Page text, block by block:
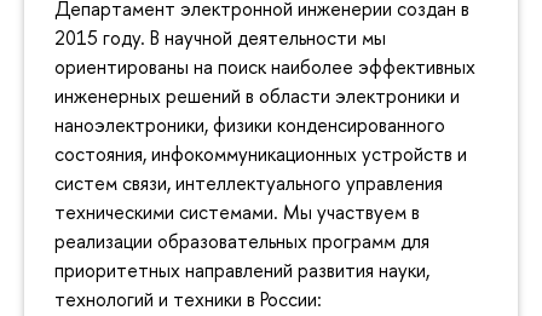
Департамент электронной инженерии создан в
2015 году. В научной деятельности мы
ориентированы на поиск наиболее эффективных
инженерных решений в области электроники и
наноэлектроники, физики конденсированного
состояния, инфокоммуникационных устройств и
систем связи, интеллектуального управления
техническими системами. Мы участвуем в
реализации образовательных программ для
приоритетных направлений развития науки,
технологий и техники в России: